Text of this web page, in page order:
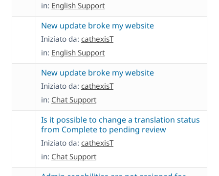
in: English Support
New update broke my website
Iniziato da: cathexisT
in: English Support
New update broke my website
Iniziato da: cathexisT
in: Chat Support
Is it possible to change a translation status
from Complete to pending review
Iniziato da: cathexisT
in: Chat Support